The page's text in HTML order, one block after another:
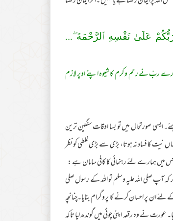
رَ‌بُّكُمْ عَلَىٰ نَفْسِهِ ٱلرَّ‌حْمَةَ ۖ...
ربّ نے رحم و کرم کا شیوہ اپنے اوپر لازم
ایسی صورتحال میں تو بسا اوقات سنگین ترین
نیت کا فساد نہ ہوتا، بڑی سے بڑی غلطی کو نظر
جس میں ہمارے لئے رہنمائی کا کافی سامان ہے :
کہ آپ صلی اللہ علیہ وسلم تو اللہ کے رسول صلی
ان پر احسان کرنے کا پروگرام بنایا۔چنانچہ
نے وہ رقعہ اپنی چوٹی میں گوندھ لیا تاکہ